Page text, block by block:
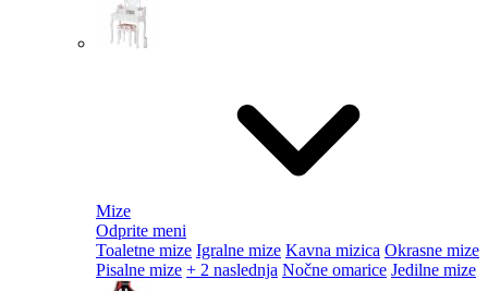
Mize
Odprite meni
Toaletne mize Igralne mize Kavna mizica Okrasne mize
Pisalne mize + 2 naslednja Nočne omarice Jedilne mize